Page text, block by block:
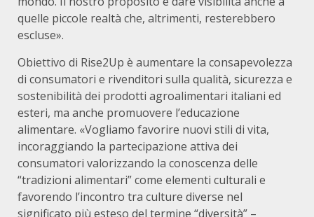
quelle piccole realtà che, altrimenti, resterebbero
escluse».
Obiettivo di Rise2Up è aumentare la consapevolezza
di consumatori e rivenditori sulla qualità, sicurezza e
sostenibilità dei prodotti agroalimentari italiani ed
esteri, ma anche promuovere l’educazione
alimentare. «Vogliamo favorire nuovi stili di vita,
incoraggiando la partecipazione attiva dei
consumatori valorizzando la conoscenza delle
“tradizioni alimentari” come elementi culturali e
favorendo l’incontro tra culture diverse nel
significato più esteso del termine “diversità” –